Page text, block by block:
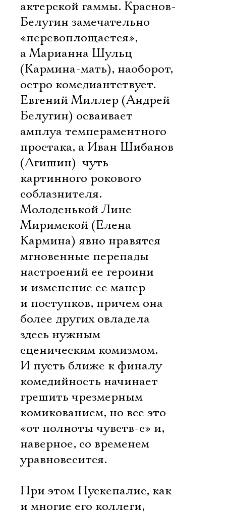
актерской гаммы. Краснов-
Белугин замечательно
«перевоплощается»,
а Марианна Шульц
(Кармина-мать), наоборот,
остро комедиантствует.
Евгений Миллер (Андрей
Белугин) осваивает
амплуа темпераментного
простака, а Иван Шибанов
(Агишин)  чуть
картинного рокового
соблазнителя.
Молоденькой Лине
Миримской (Елена
Кармина) явно нравятся
мгновенные перепады
настроений ее героини
и изменение ее манер
и поступков, причем она
более других овладела
здесь нужным
сценическим комизмом.
И пусть ближе к финалу
комедийность начинает
грешить чрезмерным
комикованием, но все это
«от полноты чувств-с» и,
наверное, со временем
уравновесится.
При этом Пускепалис, как
и многие его коллеги,